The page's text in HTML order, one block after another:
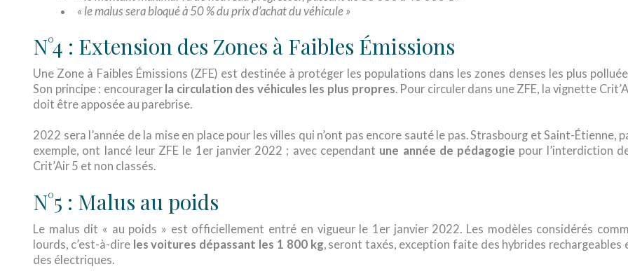
« le malus sera bloqué à 50 % du prix d’achat du véhicule »
N°4 : Extension des Zones à Faibles Émissions
Une Zone à Faibles Émissions (ZFE) est destinée à protéger les populations dans les zones denses les plus
Son principe : encourager la circulation des véhicules les plus propres. Pour circuler dans une ZFE, la vignette
doit être apposée au parebrise.
2022 sera l’année de la mise en place pour les villes qui n’ont pas encore sauté le pas. Strasbourg et Saint-Étienne,
exemple, ont lancé leur ZFE le 1er janvier 2022 ; avec cependant une année de pédagogie pour l’interdiction
Crit’Air 5 et non classés.
N°5 : Malus au poids
Le malus dit « au poids » est officiellement entré en vigueur le 1er janvier 2022. Les modèles considérés
lourds, c’est-à-dire les voitures dépassant les 1 800 kg, seront taxés, exception faite des hybrides rechargeables
des électriques.